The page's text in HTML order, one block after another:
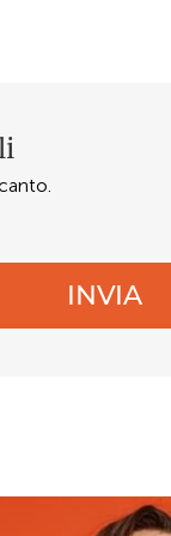
INVIA